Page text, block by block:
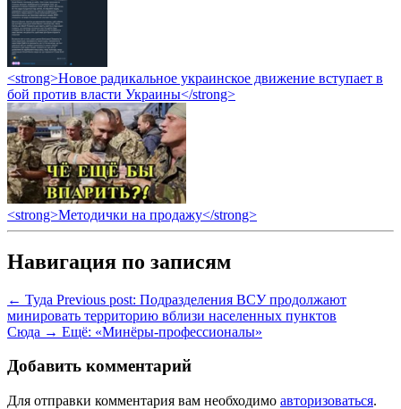
<strong>Новое радикальное украинское движение вступает в
бой против власти Украины</strong>
<strong>Методички на продажу</strong>
Навигация по записям
← Туда Previous post: Подразделения ВСУ продолжают
минировать территорию вблизи населенных пунктов
Сюда → Ещё: «Минёры-профессионалы»
Добавить комментарий
Для отправки комментария вам необходимо авторизоваться.